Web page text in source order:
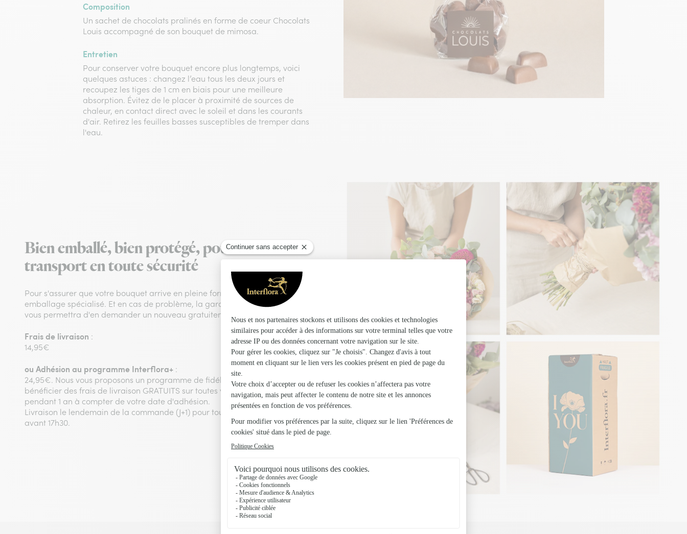
Composition
Un sachet de chocolats pralinés en forme de coeur Chocolats
Louis accompagné de son bouquet de mimosa.
Entretien
Pour conserver votre bouquet encore plus longtemps, voici
quelques astuces : changez l’eau tous les deux jours et
recoupez les tiges de 1 cm en biais pour une meilleure
absorption. Évitez de le placer à proximité de sources de
chaleur, en contact direct avec le soleil et dans les courants
d'air. Retirez les feuilles basses susceptibles de tremper dans
l'eau.
Bien emballé, bien protégé, pour un
transport en toute sécurité
Pour s'assurer que votre bouquet arrive en pleine forme, il voyagera dans un
emballage spécialisé. Et en cas de problème, la garantie Satisfait ou Relivré
vous permettra d'en demander un nouveau gratuitement !
Frais de livraison :
14,95€
ou Adhésion au programme Interflora+ :
24,95€. Nous vous proposons un programme de fidélité vous permettant de
bénéficier des frais de livraison GRATUITS sur toutes vos commandes
pendant 1 an à compter de votre date d'adhésion.
Livraison le lendemain de la commande (J+1) pour toute commande passée
avant 17h30.